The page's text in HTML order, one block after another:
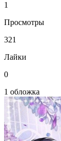
1
Просмотры
321
Лайки
0
1 обложка